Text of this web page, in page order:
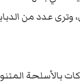
وترى عدد من
بالأسلحة